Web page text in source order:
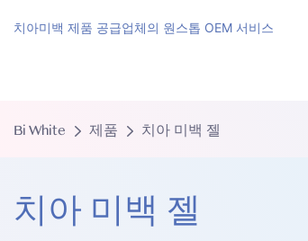
치아미백 제품 공급업체의 원스톱 OEM 서비스
Bi White 제품 치아 미백 젤
치아 미백 젤